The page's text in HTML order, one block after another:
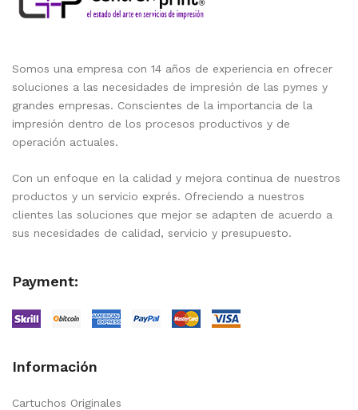
Somos una empresa con 14 años de experiencia en ofrecer
soluciones a las necesidades de impresión de las pymes y
grandes empresas. Conscientes de la importancia de la
impresión dentro de los procesos productivos y de
operación actuales.
Con un enfoque en la calidad y mejora continua de nuestros
productos y un servicio exprés. Ofreciendo a nuestros
clientes las soluciones que mejor se adapten de acuerdo a
sus necesidades de calidad, servicio y presupuesto.
Payment:
Información
Cartuchos Originales